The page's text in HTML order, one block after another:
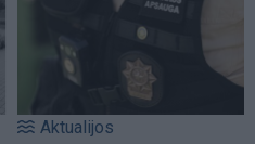
Aktualijos